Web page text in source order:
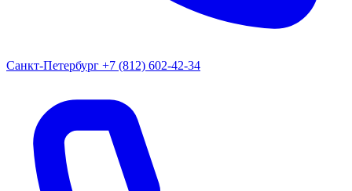
Санкт-Петербург +7 (812) 602-42-34